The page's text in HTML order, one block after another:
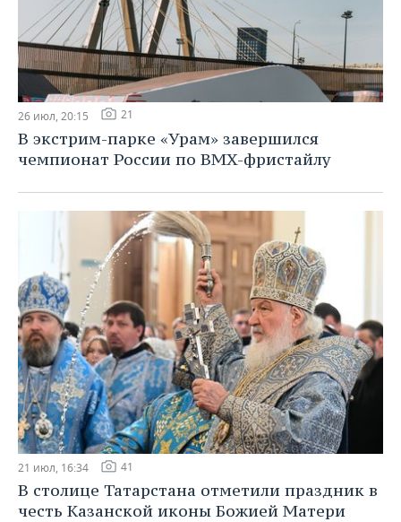
26 июл, 20:15 21
В экстрим-парке «Урам» завершился
чемпионат России по BMX-фристайлу
21 июл, 16:34 41
В столице Татарстана отметили праздник в
честь Казанской иконы Божией Матери